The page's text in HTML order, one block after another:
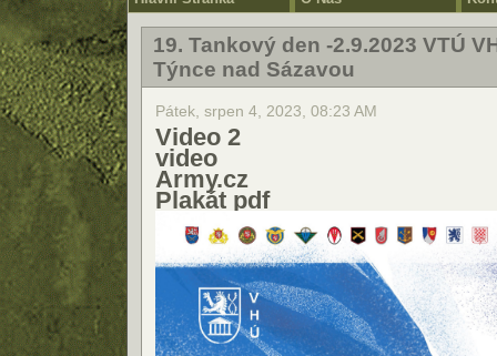
19. Tankový den -2.9.2023 VTÚ
Týnce nad Sázavou
Pátek, srpen 4, 2023, 08:23 AM
Video 2
video
Army.cz
Plakát pdf